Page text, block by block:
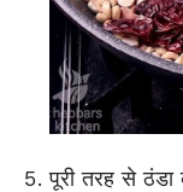
पूरी तरह से ठंडा